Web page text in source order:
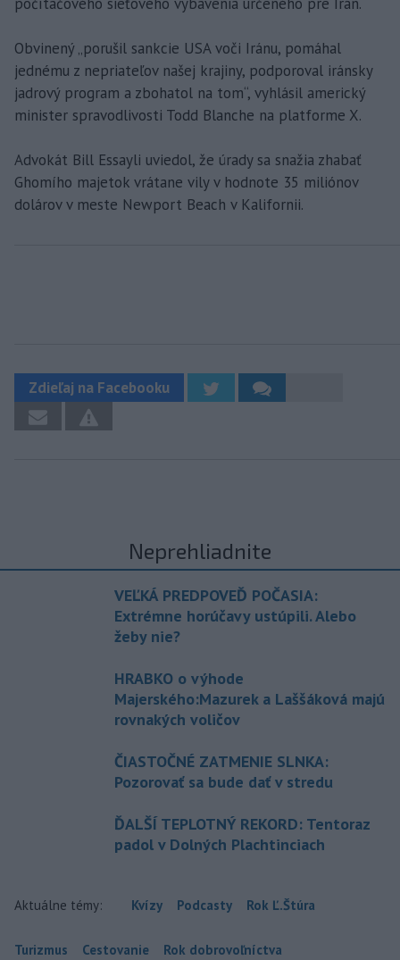
počítačového sieťového vybavenia určeného pre Irán.
Obvinený „porušil sankcie USA voči Iránu, pomáhal
jednému z nepriateľov našej krajiny, podporoval iránsky
jadrový program a zbohatol na tom“, vyhlásil americký
minister spravodlivosti Todd Blanche na platforme X.
Advokát Bill Essayli uviedol, že úrady sa snažia zhabať
Ghomího majetok vrátane vily v hodnote 35 miliónov
dolárov v meste Newport Beach v Kalifornii.
Zdieľaj na Facebooku
Neprehliadnite
VEĽKÁ PREDPOVEĎ POČASIA:
Extrémne horúčavy ustúpili. Alebo
žeby nie?
HRABKO o výhode
Majerského:Mazurek a Laššáková majú
rovnakých voličov
ČIASTOČNÉ ZATMENIE SLNKA:
Pozorovať sa bude dať v stredu
ĎALŠÍ TEPLOTNÝ REKORD: Tentoraz
padol v Dolných Plachtinciach
Aktuálne témy: Kvízy Podcasty Rok Ľ.Štúra
Turizmus Cestovanie Rok dobrovoľníctva